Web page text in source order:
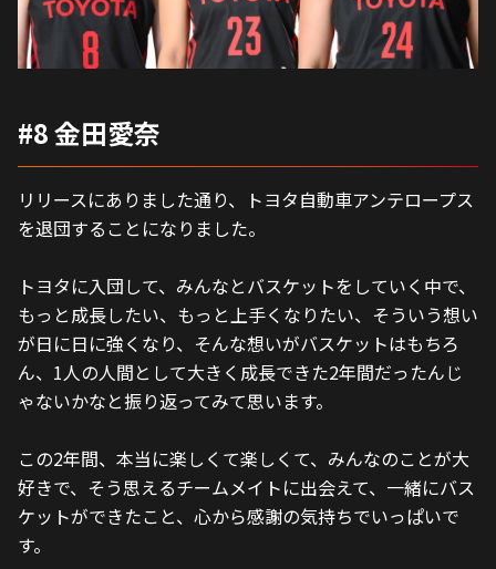
#8 金田愛奈
リリースにありました通り、トヨタ自動車アンテロープス
を退団することになりました。
トヨタに入団して、みんなとバスケットをしていく中で、
もっと成長したい、もっと上手くなりたい、そういう想い
が日に日に強くなり、そんな想いがバスケットはもちろ
ん、1人の人間として大きく成長できた2年間だったんじ
ゃないかなと振り返ってみて思います。
この2年間、本当に楽しくて楽しくて、みんなのことが大
好きで、そう思えるチームメイトに出会えて、一緒にバス
ケットができたこと、心から感謝の気持ちでいっぱいで
す。